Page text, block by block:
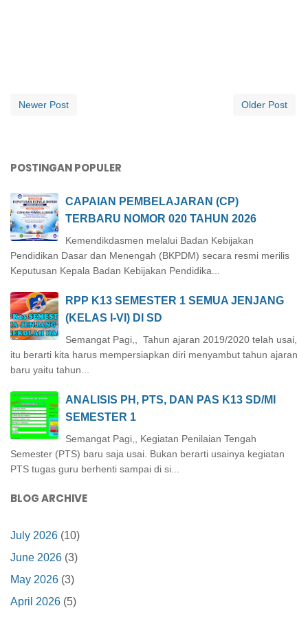
Newer Post Older Post
POSTINGAN POPULER
CAPAIAN PEMBELAJARAN (CP)
TERBARU NOMOR 020 TAHUN 2026
Kemendikdasmen melalui Badan Kebijakan
Pendidikan Dasar dan Menengah (BKPDM) secara resmi merilis
Keputusan Kepala Badan Kebijakan Pendidika...
RPP K13 SEMESTER 1 SEMUA JENJANG
(KELAS I-VI) DI SD
Semangat Pagi,, Tahun ajaran 2019/2020 telah usai,
itu berarti kita harus mempersiapkan diri menyambut tahun ajaran
baru yaitu tahun...
ANALISIS PH, PTS, DAN PAS K13 SD/MI
SEMESTER 1
Semangat Pagi,, Kegiatan Penilaian Tengah
Semester (PTS) baru saja usai. Bukan berarti usainya kegiatan
PTS tugas guru berhenti sampai di si...
BLOG ARCHIVE
July 2026 (10)
June 2026 (3)
May 2026 (3)
April 2026 (5)